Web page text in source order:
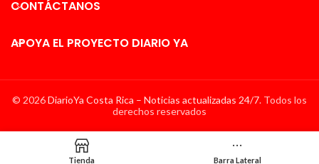
CONTÁCTANOS
APOYA EL PROYECTO DIARIO YA
© 2026DiarioYa Costa Rica – Noticias actualizadas 24/7. Todos los
derechos reservados
Tienda Barra Lateral